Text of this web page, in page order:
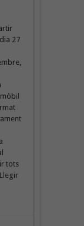
27
tots
Llegir